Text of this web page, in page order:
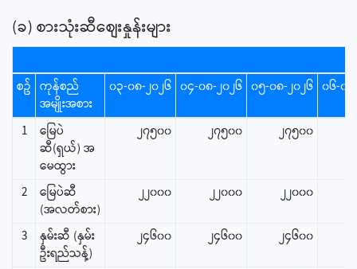
(ခ) စားသုံးဆီစျေးနှုန်းများ
စဥ် ကုန်စည်
အမျိုးအစား
၀၃-၀၈-၂၀၂၆ ၀၄-၀၈-၂၀၂၆ ၀၅-၀၈-၂၀၂၆ ၀၆-၀၈
1
မြေပဲ
ဆီ(ရှယ်) အ
မေထွား
၂၇၅၀၀ ၂၇၅၀၀ ၂၇၅၀၀
2
မြေပဲဆီ
(အလတ်စား)
၂၂၀၀၀ ၂၂၀၀၀ ၂၂၀၀၀
3
နှမ်းဆီ (နှမ်း
ဦးရည်သန့်)
၂၄၆၀၀ ၂၄၆၀၀ ၂၄၆၀၀